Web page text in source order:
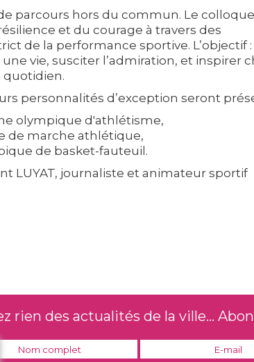
parcours hors du commun. Le
et du courage à travers des
de la performance sportive. L’objectif :
vie, susciter l’admiration, et inspirer
quotidien.
personnalités d’exception seront
olympique d'athlétisme,
de marche athlétique,
de basket-fauteuil.
LUYAT, journaliste et animateur sportif
rien des actualités de la ville...